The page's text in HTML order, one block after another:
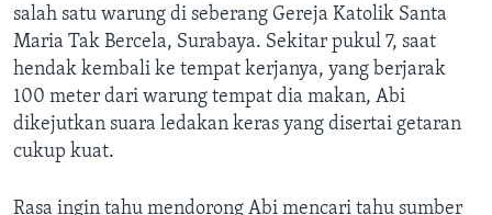
salah satu warung di seberang Gereja Katolik Santa
Maria Tak Bercela, Surabaya. Sekitar pukul 7, saat
hendak kembali ke tempat kerjanya, yang berjarak
100 meter dari warung tempat dia makan, Abi
dikejutkan suara ledakan keras yang disertai getaran
cukup kuat.
Rasa ingin tahu mendorong Abi mencari tahu sumber